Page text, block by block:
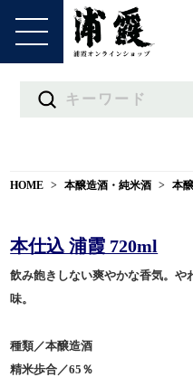
HOME 本醸造酒・純米酒 本
本仕込 浦霞 720ml
飲み飽きしない爽やかな香気。や
味。
種類／本醸造酒
精米歩合／65％